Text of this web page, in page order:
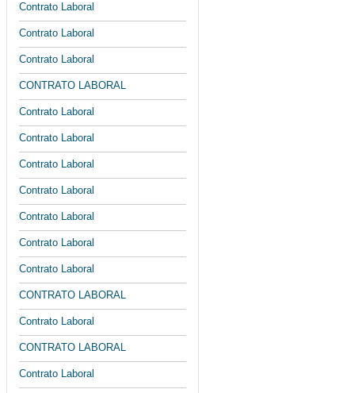
Contrato Laboral
Contrato Laboral
Contrato Laboral
CONTRATO LABORAL
Contrato Laboral
Contrato Laboral
Contrato Laboral
Contrato Laboral
Contrato Laboral
Contrato Laboral
Contrato Laboral
CONTRATO LABORAL
Contrato Laboral
CONTRATO LABORAL
Contrato Laboral